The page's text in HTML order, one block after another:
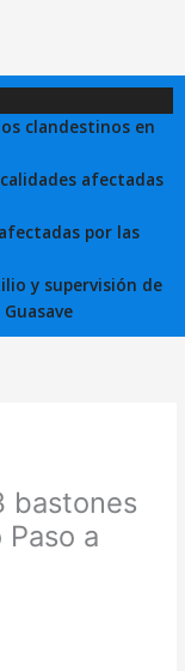
clandestinos en
afectadas
por las
y supervisión de
bastones
a